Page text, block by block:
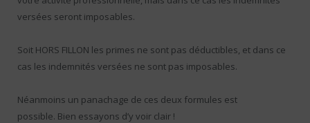
versées seront imposables.
Soit HORS FILLON les primes ne sont pas déductibles, et dans ce
cas les indemnités versées ne sont pas imposables.
Néanmoins un panachage de ces deux formules est
possible. Bien essayons d’y voir clair !